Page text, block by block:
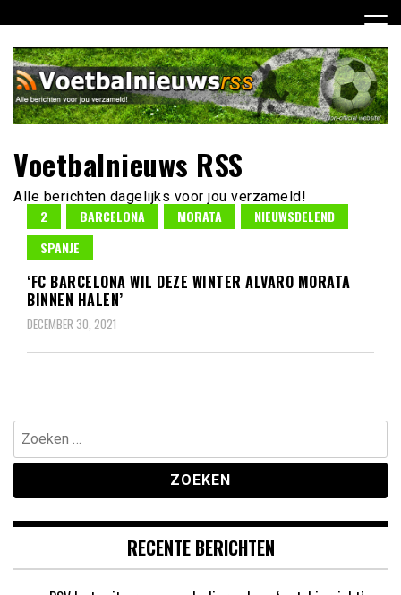
naar
inhoud
Voetbalnieuws RSS
Alle berichten dagelijks voor jou verzameld!
2 BARCELONA MORATA
NIEUWSDELEND
SPANJE
‘FC BARCELONA WIL DEZE WINTER ALVARO MORATA
BINNEN HALEN’
DECEMBER 30, 2021
Zoeken
naar:
RECENTE BERICHTEN